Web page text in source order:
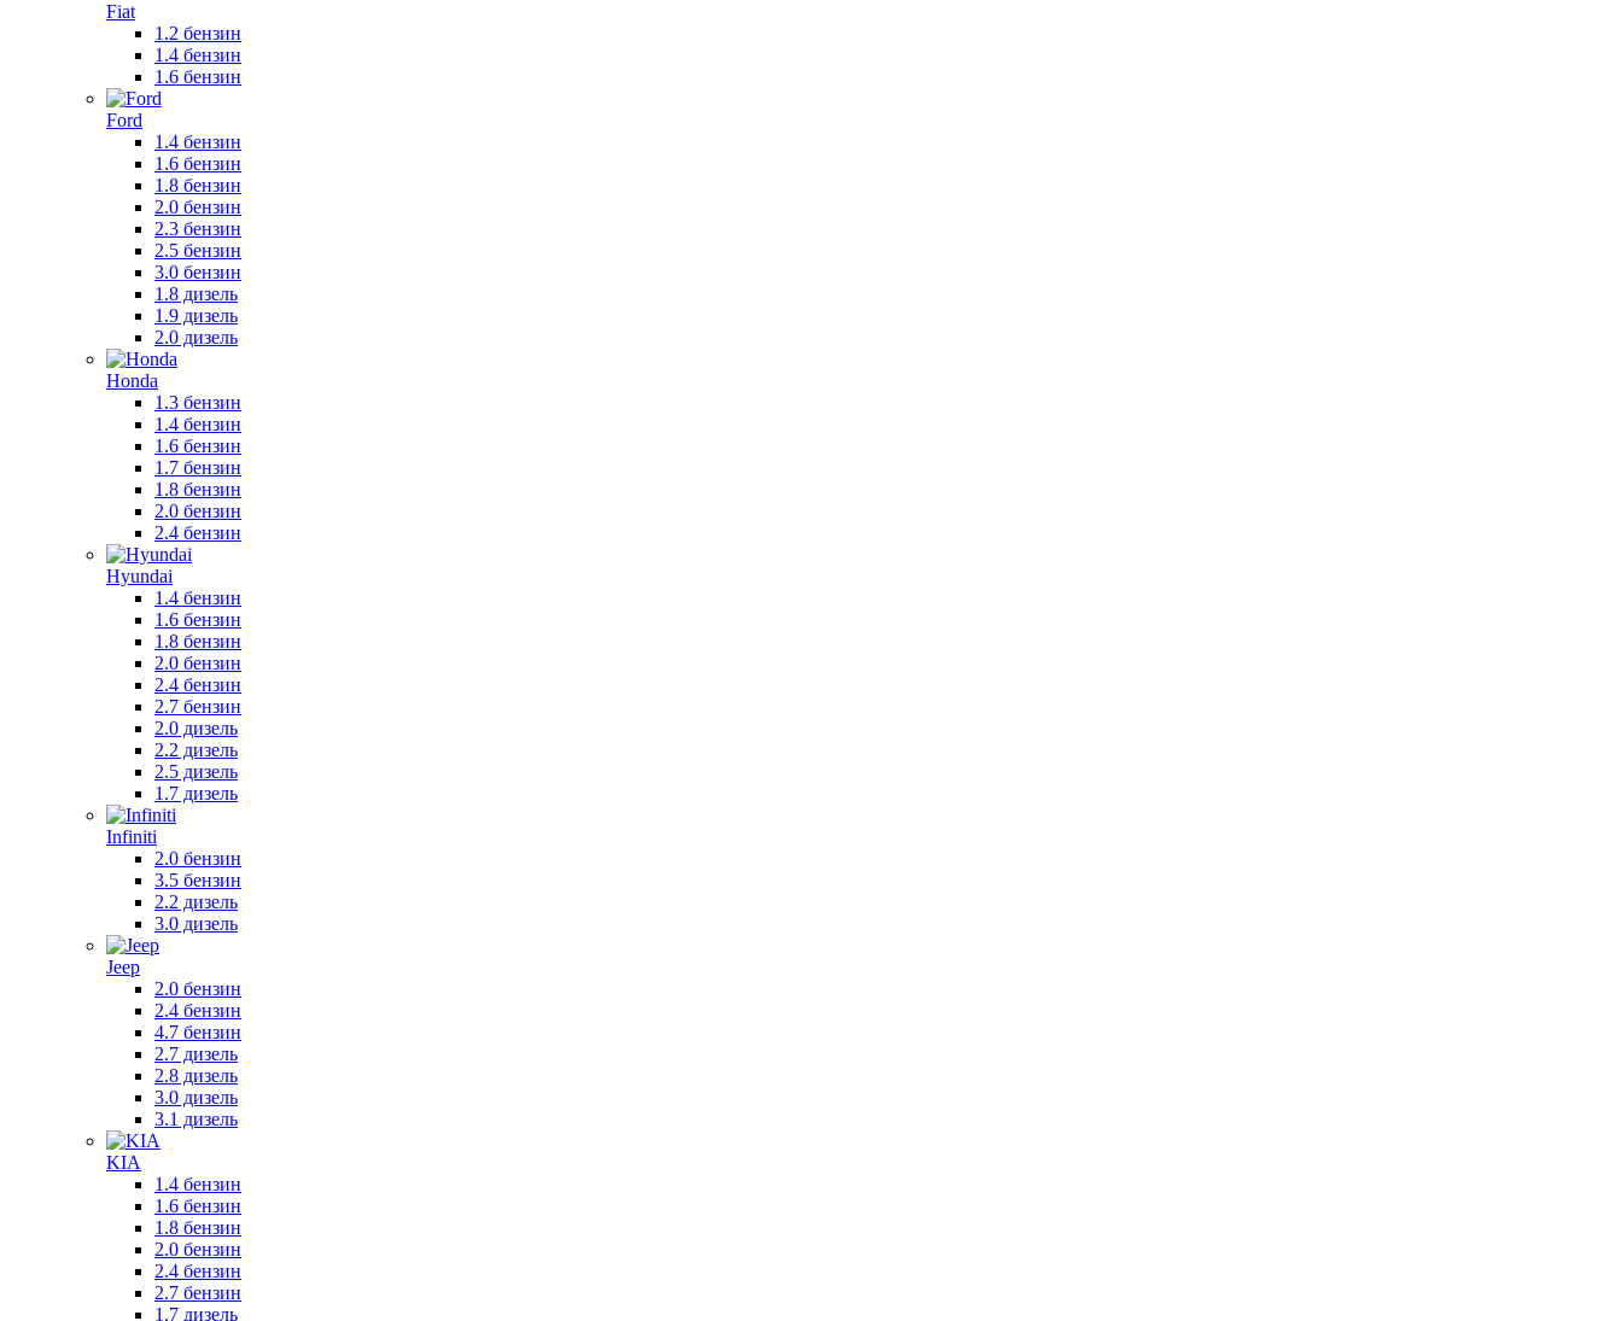
Fiat
1.2 бензин
1.4 бензин
1.6 бензин
Ford
1.4 бензин
1.6 бензин
1.8 бензин
2.0 бензин
2.3 бензин
2.5 бензин
3.0 бензин
1.8 дизель
1.9 дизель
2.0 дизель
Honda
1.3 бензин
1.4 бензин
1.6 бензин
1.7 бензин
1.8 бензин
2.0 бензин
2.4 бензин
Hyundai
1.4 бензин
1.6 бензин
1.8 бензин
2.0 бензин
2.4 бензин
2.7 бензин
2.0 дизель
2.2 дизель
2.5 дизель
1.7 дизель
Infiniti
2.0 бензин
3.5 бензин
2.2 дизель
3.0 дизель
Jeep
2.0 бензин
2.4 бензин
4.7 бензин
2.7 дизель
2.8 дизель
3.0 дизель
3.1 дизель
KIA
1.4 бензин
1.6 бензин
1.8 бензин
2.0 бензин
2.4 бензин
2.7 бензин
1.7 дизель